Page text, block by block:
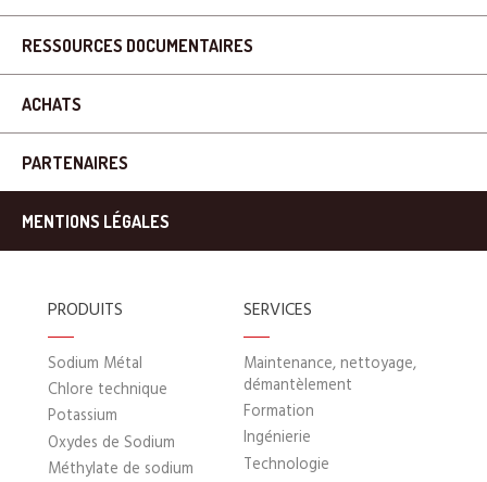
RESSOURCES DOCUMENTAIRES
ACHATS
PARTENAIRES
MENTIONS LÉGALES
PRODUITS
Sodium Métal
Chlore technique
Potassium
Oxydes de Sodium
Méthylate de sodium
SERVICES
Maintenance, nettoyage,
démantèlement
Formation
Ingénierie
Technologie